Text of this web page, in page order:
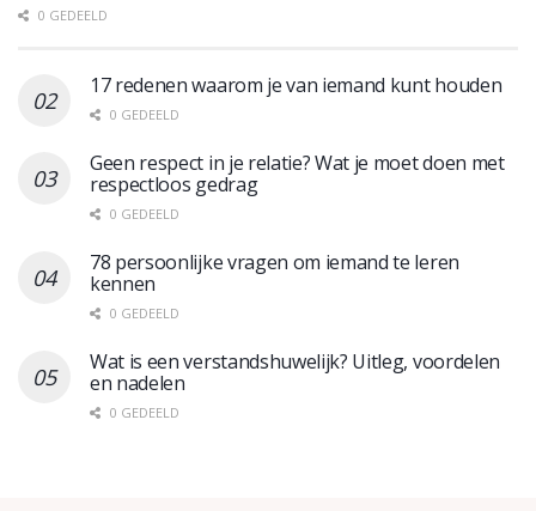
0 GEDEELD
17 redenen waarom je van iemand kunt houden
0 GEDEELD
Geen respect in je relatie? Wat je moet doen met
respectloos gedrag
0 GEDEELD
78 persoonlijke vragen om iemand te leren
kennen
0 GEDEELD
Wat is een verstandshuwelijk? Uitleg, voordelen
en nadelen
0 GEDEELD